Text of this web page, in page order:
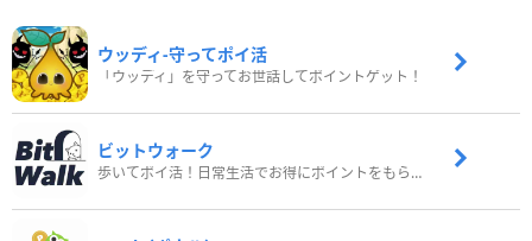
ウッディ‐守ってポイ活
「ウッディ」を守ってお世話してポイントゲット！
ビットウォーク
歩いてポイ活！日常生活でお得にポイントをもらおう